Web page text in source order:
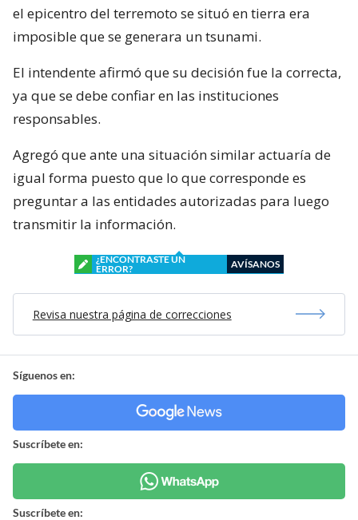
el epicentro del terremoto se situó en tierra era
imposible que se generara un tsunami.
El intendente afirmó que su decisión fue la correcta,
ya que se debe confiar en las instituciones
responsables.
Agregó que ante una situación similar actuaría de
igual forma puesto que lo que corresponde es
preguntar a las entidades autorizadas para luego
transmitir la información.
¿ENCONTRASTE UN
ERROR?
AVÍSANOS
Revisa nuestra página de correcciones
Síguenos en:
Suscríbete en:
Suscríbete en: